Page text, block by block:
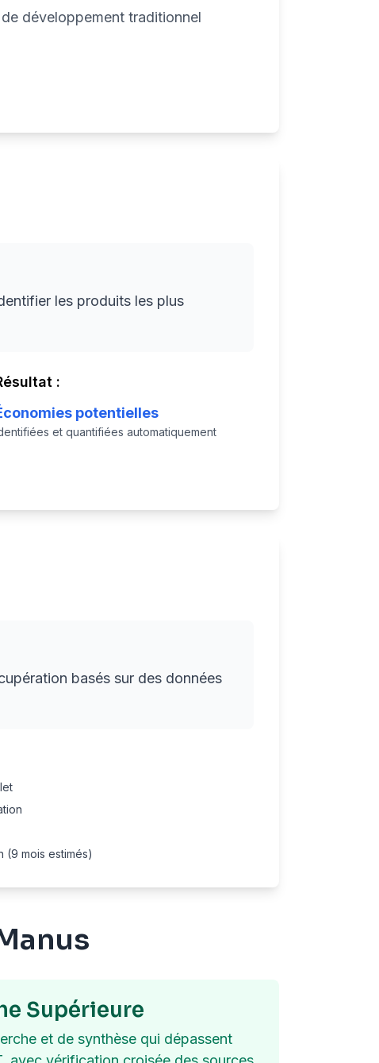
développement traditionnel
les produits les plus
:
potentielles
et quantifiées automatiquement
basés sur des données
(9 mois estimés)
Supérieure
et de synthèse qui dépassent